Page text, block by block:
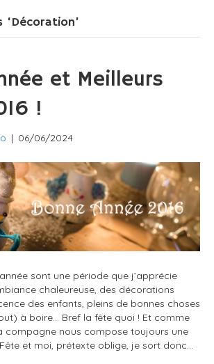
et Meilleurs
!
| 06/06/2024
sont une période que j’apprécie
chaleureuse, des décorations
des enfants, pleins de bonnes choses
à boire… Bref la fête quoi ! Et comme
compagne nous compose toujours une
et moi, prétexte oblige, je sort donc…